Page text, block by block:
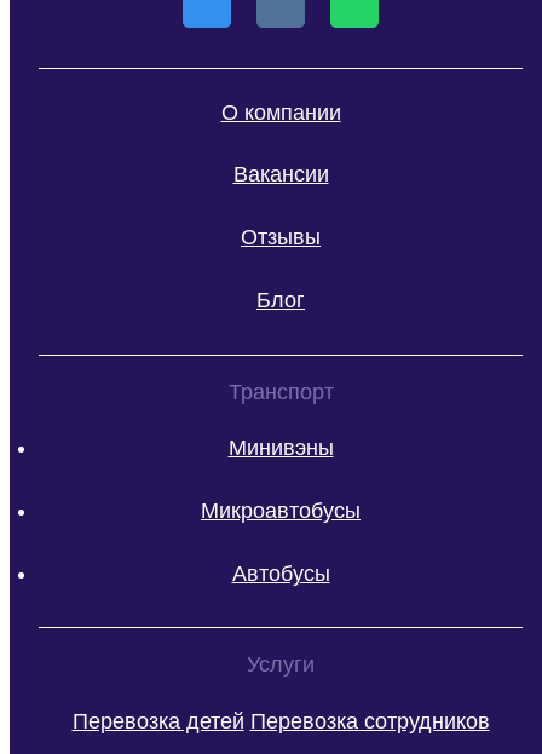
О компании
Вакансии
Отзывы
Блог
Транспорт
Минивэны
Микроавтобусы
Автобусы
Услуги
Перевозка детей Перевозка сотрудников